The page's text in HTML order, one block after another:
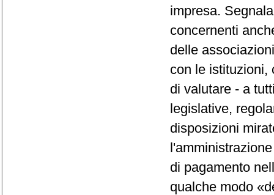
impresa.
concernenti
delle
con le istituzioni,
di valutare - a
legislative,
disposizioni
di pagamento
qualche modo